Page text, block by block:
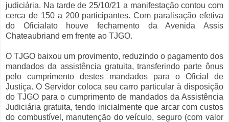
judiciária. Na tarde de 25/10/21 a manifestação contou com
cerca de 150 a 200 participantes. Com paralisação efetiva
do Oficialato houve fechamento da Avenida Assis
Chateaubriand em frente ao TJGO.
O TJGO baixou um provimento, reduzindo o pagamento dos
mandados da assistência gratuita, transferindo parte ônus
pelo cumprimento destes mandados para o Oficial de
Justiça. O Servidor coloca seu carro particular à disposição
do TJGO para o cumprimento de mandados da Assistência
Judiciária gratuita, tendo inicialmente que arcar com custos
do combustível, manutenção do veículo, seguro (com valor